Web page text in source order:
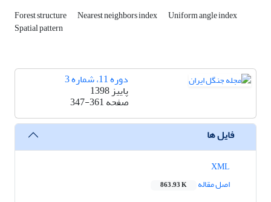
Forest structure Nearest neighbors index Uniform angle index
Spatial pattern
دوره 11، شماره 3
پاییز 1398
صفحه347-361
فایل ها
اصل مقاله
863.93 K